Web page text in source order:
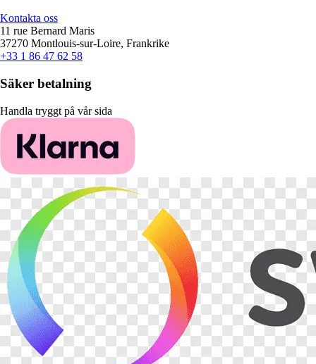
Kontakta oss
11 rue Bernard Maris
37270 Montlouis-sur-Loire, Frankrike
+33 1 86 47 62 58
Säker betalning
Handla tryggt på vår sida